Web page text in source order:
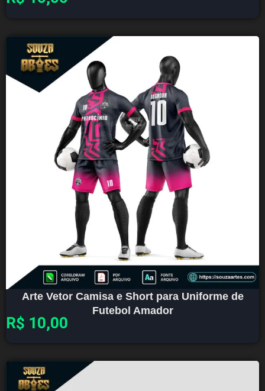
Arte Vetor Camisa e Short para Uniforme de
Futebol Amador
R$ 10,00